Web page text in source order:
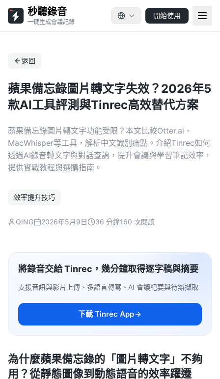
秒聽錄音
一鍵生成會議記錄
開始使用
返回
蘋果備忘錄圖片轉文字失效？2026年5
款AI工具評測與Tinrec高效替代方案
蘋果備忘錄圖片轉文字功能受限？本文比較Otter.ai、
MacWhisper等工具，解析中文識別痛點。介紹Tinrec如何
透過AI錄音轉文字與對話查詢，提升會議與學習筆記效率，
提供實戰教程與選購指南。
效率提升技巧
QING 2026年5月9日 36 分鐘160 次閱讀
將錄音交給 Tinrec，幾分鐘取得逐字稿與摘要
支援音訊與影片上傳、多語言轉寫、AI 會議紀要與待辦擷取
下載 Tinrec App
為什麼蘋果備忘錄的「圖片轉文字」不夠
用？從靜態圖像到動態語音的效率躍遷